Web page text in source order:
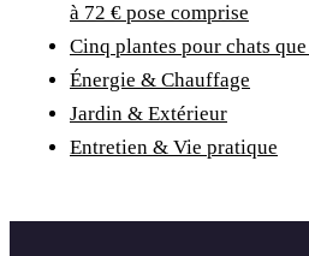
à 72 € pose comprise
Cinq plantes pour chats
Énergie & Chauffage
Jardin & Extérieur
Entretien & Vie pratique